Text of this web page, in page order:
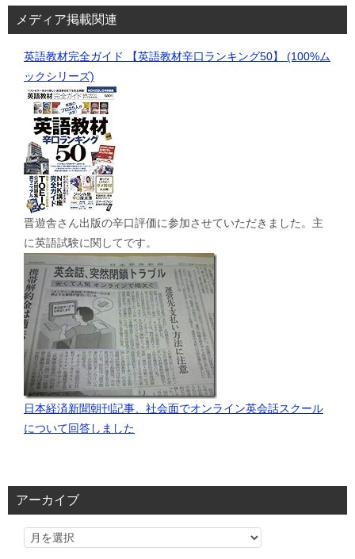
メディア掲載関連
英語教材完全ガイド 【英語教材辛口ランキング50】 (100%ム
ックシリーズ)
晋遊舎さん出版の辛口評価に参加させていただきました。主
に英語試験に関してです。
日本経済新聞朝刊記事、社会面でオンライン英会話スクール
について回答しました
アーカイブ